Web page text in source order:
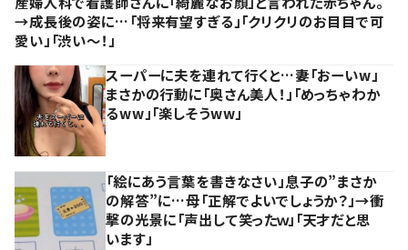
→成長後の姿に…「将来有望すぎる」「クリクリのお目目で可
愛い」「渋い～！」
スーパーに夫を連れて行くと…妻「おーいw」
まさかの行動に「奥さん美人！」「めっちゃわか
るww」「楽しそうww」
「絵にあう言葉を書きなさい」息子の”まさか
の解答”に…母「正解でよいでしょうか？」→衝
撃の光景に「声出して笑ったｗ」「天才だと思
います」